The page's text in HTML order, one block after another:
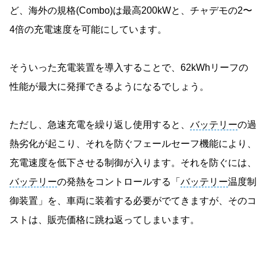
ど、海外の規格(Combo)は最高200kWと、チャデモの2〜
4倍の充電速度を可能にしています。
そういった充電装置を導入することで、62kWhリーフの
性能が最大に発揮できるようになるでしょう。
ただし、急速充電を繰り返し使用すると、 バッテリーの過
熱劣化が起こり、それを防ぐフェールセーフ機能により、
充電速度を低下させる制御が入ります。それを防ぐには、
バッテリーの発熱をコントロールする「 バッテリー温度制
御装置」を、車両に装着する必要がでてきますが、そのコ
ストは、販売価格に跳ね返ってしまいます。